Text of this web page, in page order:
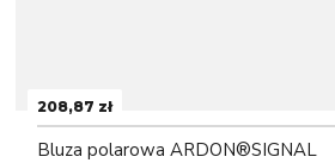
208,87 zł
Bluza polarowa ARDON®SIGNAL